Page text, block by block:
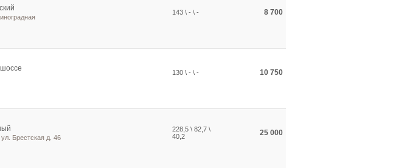
143 \ - \ - 8 700
шоссе 130 \ - \ - 10 750
ул. Брестская д. 46
228,5 \ 82,7 \
40,2
25 000